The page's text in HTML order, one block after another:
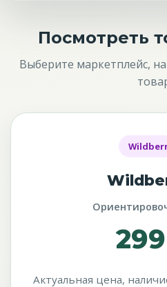
Посмотреть
Выберите маркетплейс,
Актуальная цена,